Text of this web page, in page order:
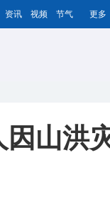
资讯 视频 节气 更多
因山洪